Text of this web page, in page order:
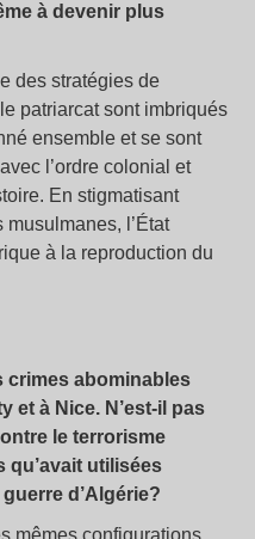
à devenir plus
des stratégies de
patriarcat sont imbriqués
ensemble et se sont
l’ordre colonial et
En stigmatisant
l’État
à la reproduction du
crimes abominables
et à Nice. N’est-il pas
le terrorisme
qu’avait utilisées
d’Algérie?
mêmes configurations